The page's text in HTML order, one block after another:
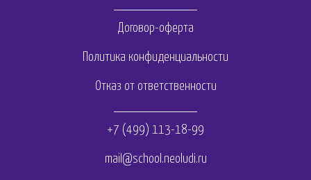
Договор-оферта
Политика конфиденциальности
Отказ от ответственности
+7 (499) 113-18-99
mail@school.neoludi.ru